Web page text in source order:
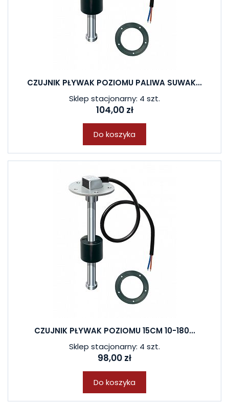
CZUJNIK PŁYWAK POZIOMU PALIWA SUWAK...
Sklep stacjonarny: 4 szt.
104,00 zł
Do koszyka
CZUJNIK PŁYWAK POZIOMU 15CM 10-180...
Sklep stacjonarny: 4 szt.
98,00 zł
Do koszyka